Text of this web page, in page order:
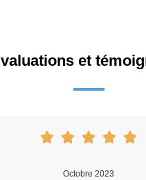
et
Octobre 2023